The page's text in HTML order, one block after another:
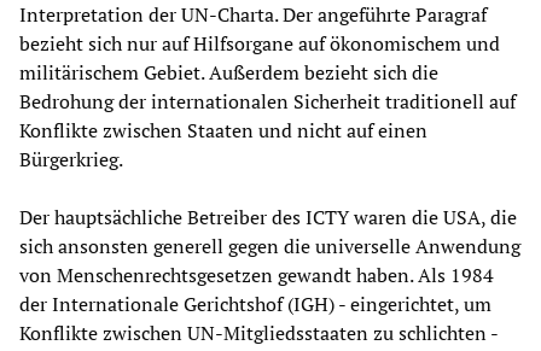
Interpretation der UN-Charta. Der angeführte Paragraf
bezieht sich nur auf Hilfsorgane auf ökonomischem und
militärischem Gebiet. Außerdem bezieht sich die
Bedrohung der internationalen Sicherheit traditionell auf
Konflikte zwischen Staaten und nicht auf einen
Bürgerkrieg.
Der hauptsächliche Betreiber des ICTY waren die USA, die
sich ansonsten generell gegen die universelle Anwendung
von Menschenrechtsgesetzen gewandt haben. Als 1984
der Internationale Gerichtshof (IGH) - eingerichtet, um
Konflikte zwischen UN-Mitgliedsstaaten zu schlichten -